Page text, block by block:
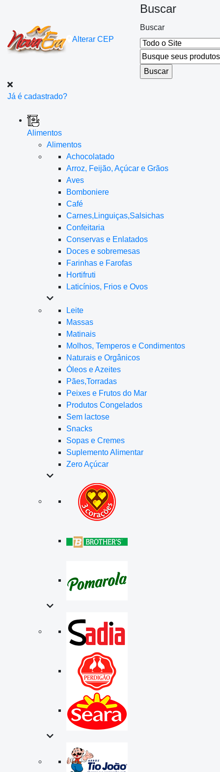
Alterar CEP
Buscar
Buscar
Já é cadastrado?
Alimentos
Alimentos
Achocolatado
Arroz, Feijão, Açúcar e Grãos
Aves
Bomboniere
Café
Carnes,Linguiças,Salsichas
Confeitaria
Conservas e Enlatados
Doces e sobremesas
Farinhas e Farofas
Hortifruti
Laticínios, Frios e Ovos
Leite
Massas
Matinais
Molhos, Temperos e Condimentos
Naturais e Orgânicos
Óleos e Azeites
Pães,Torradas
Peixes e Frutos do Mar
Produtos Congelados
Sem lactose
Snacks
Sopas e Cremes
Suplemento Alimentar
Zero Açúcar